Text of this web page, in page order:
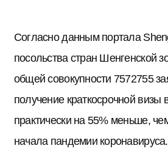
Согласно данным портала
посольства стран Шенгенской
общей совокупности 7572755
получение краткосрочной визы
практически на 55% меньше,
начала пандемии